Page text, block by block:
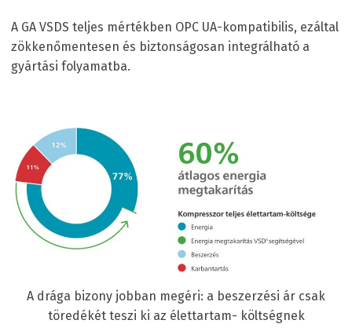
A GA VSDS teljes mértékben OPC UA-kompatibilis, ezáltal
zökkenőmentesen és biztonságosan integrálható a
gyártási folyamatba.
A drága bizony jobban megéri: a beszerzési ár csak
töredékét teszi ki az élettartam- költségnek